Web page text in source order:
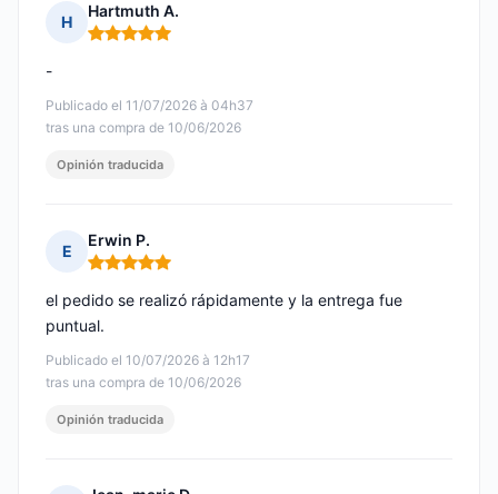
H
Hartmuth A.
Nota: 5 de 5
Publicado el 11/07/2026 à 04h37
tras una compra de 10/06/2026
-
Opinión traducida
E
Erwin P.
Nota: 5 de 5
Publicado el 10/07/2026 à 12h17
tras una compra de 10/06/2026
el pedido se realizó rápidamente y la entrega fue
puntual.
Opinión traducida